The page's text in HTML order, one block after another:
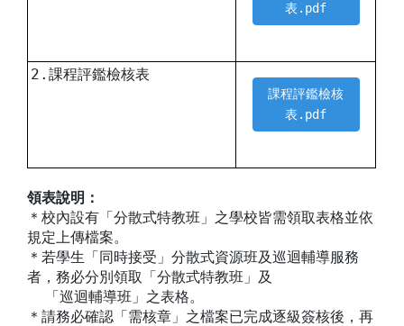
表.pdf
2.課程評鑑檢核表
課程評鑑檢核
表.pdf
領表說明：
＊校內設有「分散式特教班」之學校皆需領取表格並依
規定上傳檔案。
＊若學生「同時接受」分散式資源班及巡迴輔導服務
者，務必分別領取「分散式特教班」及
「巡迴輔導班」之表格。
＊請務必確認「需核章」之檔案已完成逐級簽核後，再